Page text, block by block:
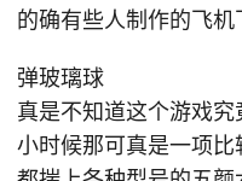
的确有些人制作的飞机
弹玻璃球
真是不知道这个游戏
小时候那可真是一项